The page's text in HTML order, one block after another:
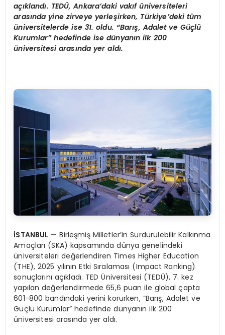
açıklandı. TEDÜ, Ankara’daki vakıf üniversiteleri
arasında yine zirveye yerleşirken, Türkiye’deki tüm
üniversitelerde ise 31. oldu. “Barış, Adalet ve Güçlü
Kurumlar” hedefinde ise dünyanın ilk 200
üniversitesi arasında yer aldı.
İSTANBUL — Birleşmiş Milletler’in Sürdürülebilir Kalkınma
Amaçları (SKA) kapsamında dünya genelindeki
üniversiteleri değerlendiren Times Higher Education
(THE), 2025 yılının Etki Sıralaması (Impact Ranking)
sonuçlarını açıkladı. TED Üniversitesi (TEDÜ), 7. kez
yapılan değerlendirmede 65,6 puan ile global çapta
601-800 bandındaki yerini korurken, “Barış, Adalet ve
Güçlü Kurumlar” hedefinde dünyanın ilk 200
üniversitesi arasında yer aldı.